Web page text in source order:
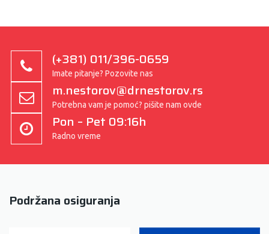
(+381) 011/396-0659
Imate pitanje? Pozovite nas
m.nestorov@drnestorov.rs
Potrebna vam je pomoć? pišite nam ovde
Pon – Pet 09:16h
Radno vreme
Podržana osiguranja